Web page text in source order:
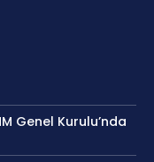
Genel Kurulu’nda